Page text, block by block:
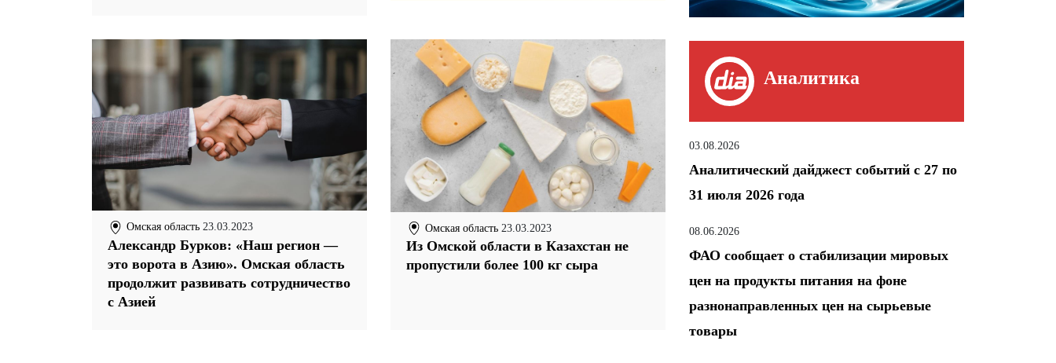
Омская область 23.03.2023
Александр Бурков: «Наш регион —
это ворота в Азию». Омская область
продолжит развивать сотрудничество
с Азией
Омская область 23.03.2023
Из Омской области в Казахстан не
пропустили более 100 кг сыра
Аналитика
03.08.2026
Аналитический дайджест событий с 27 по
31 июля 2026 года
08.06.2026
ФАО сообщает о стабилизации мировых
цен на продукты питания на фоне
разнонаправленных цен на сырьевые
товары